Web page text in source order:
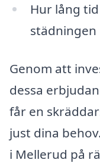
Hur lång
Genom att
dessa
får en
just dina
i Mellerud på